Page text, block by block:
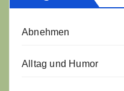
Abnehmen
Alltag und Humor